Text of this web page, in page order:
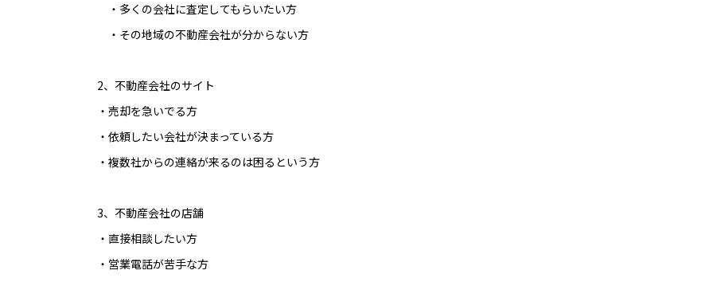
・多くの会社に査定してもらいたい方
・その地域の不動産会社が分からない方
2、不動産会社のサイト
・売却を急いでる方
・依頼したい会社が決まっている方
・複数社からの連絡が来るのは困るという方
3、不動産会社の店舗
・直接相談したい方
・営業電話が苦手な方